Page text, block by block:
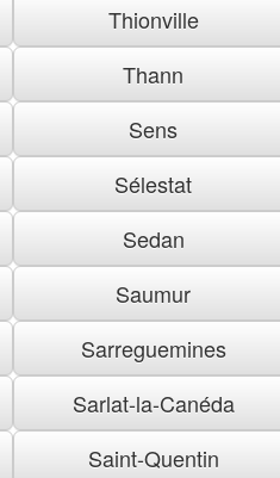
Thionville
Thann
Sens
Sélestat
Sedan
Saumur
Sarreguemines
Sarlat-la-Canéda
Saint-Quentin